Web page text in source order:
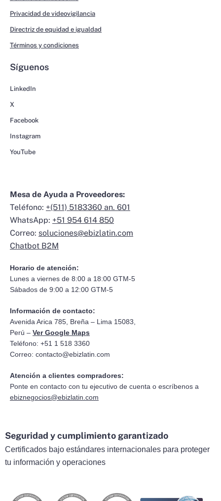
Privacidad de videovigilancia
Directriz de equidad e igualdad
Términos y condiciones
Síguenos
LinkedIn
X
Facebook
Instagram
YouTube
Mesa de Ayuda a Proveedores:
Teléfono: +(511) 5183360 an. 601
WhatsApp: +51 954 614 850
Correo: soluciones@ebizlatin.com
Chatbot B2M
Horario de atención:
Lunes a viernes de 8:00 a 18:00 GTM-5
Sábados de 9:00 a 12:00 GTM-5
Información de contacto:
Avenida Arica 785, Breña – Lima 15083,
Perú – Ver Google Maps
Teléfono: +51 1 518 3360
Correo: contacto@ebizlatin.com
Atención a clientes compradores:
Ponte en contacto con tu ejecutivo de cuenta o escríbenos a
ebiznegocios@ebizlatin.com
Seguridad y cumplimiento garantizado
Certificados bajo estándares internacionales para proteger
tu información y operaciones